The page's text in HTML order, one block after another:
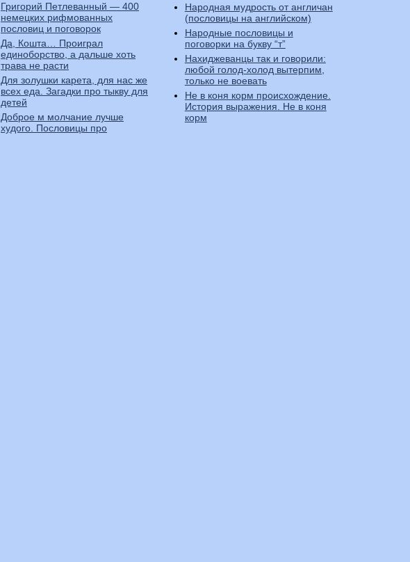
Григорий Петлеванный — 400
немецких рифмованных
пословиц и поговорок
Да, Кошта… Проиграл
единоборство, а дальше хоть
трава не расти
Для золушки карета, для нас же
всех еда. Загадки про тыкву для
детей
Доброе м молчание лучше
худого. Пословицы про
Народная мудрость от англичан
(пословицы на английском)
Народные пословицы и
поговорки на букву “т”
Нахиджеванцы так и говорили:
любой голод-холод вытерпим,
только не воевать
Не в коня корм происхождение.
История выражения. Не в коня
корм